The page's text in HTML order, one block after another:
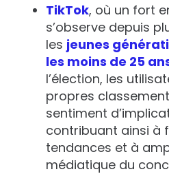
TikTok, où un fort
s’observe depuis
les jeunes
les moins de 25
l’élection, les
propres
sentiment
contribuant ainsi à
tendances et à
médiatique du